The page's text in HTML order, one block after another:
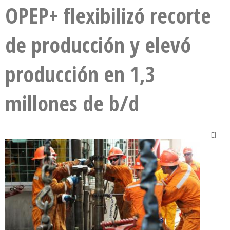
OPEP+ flexibilizó recorte
de producción y elevó
producción en 1,3
millones de b/d
El